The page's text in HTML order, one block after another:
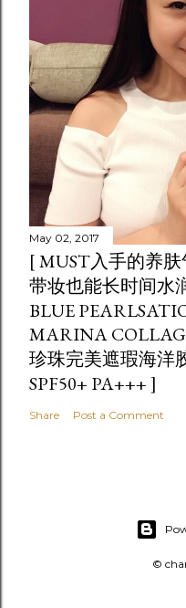
May 02, 2017
[ MUST入手的养肤
带妆也能长时间
BLUE
MARINA
珍珠完美遮瑕海洋
SPF50+ PA+++ ]
Share Post a Comment
©